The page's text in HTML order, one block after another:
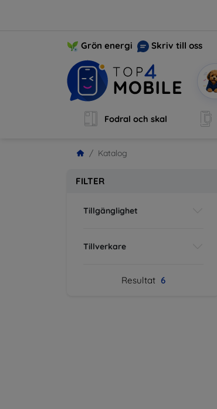
Grön energi Skriv till oss
Fodral och skal
Katalog
FILTER
Tillgänglighet
Tillverkare
Resultat 6